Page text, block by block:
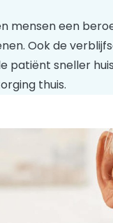
mensen een
Ook de
patiënt sneller
thuis.